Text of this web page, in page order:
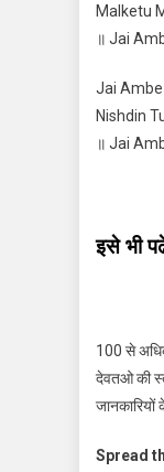
Malketu
॥ Jai
Jai Ambe
Nishdin
॥ Jai
इसे भी
100 से
देवतओ की
Spread